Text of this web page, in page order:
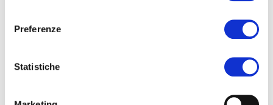
Preferenze
Statistiche